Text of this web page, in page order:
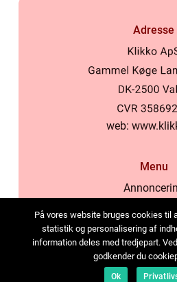
Adresse
web:
Menu
Cookies
Kontakt os
Sitemap
På vores website bruges cookies til
statistik og personalisering af
information deles med tredjepart.
godkender du
Ok